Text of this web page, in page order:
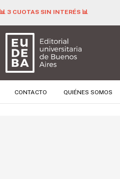
📊 3 CUOTAS SIN INTERÉS 📊
CONTACTO QUIÉNES SOMOS